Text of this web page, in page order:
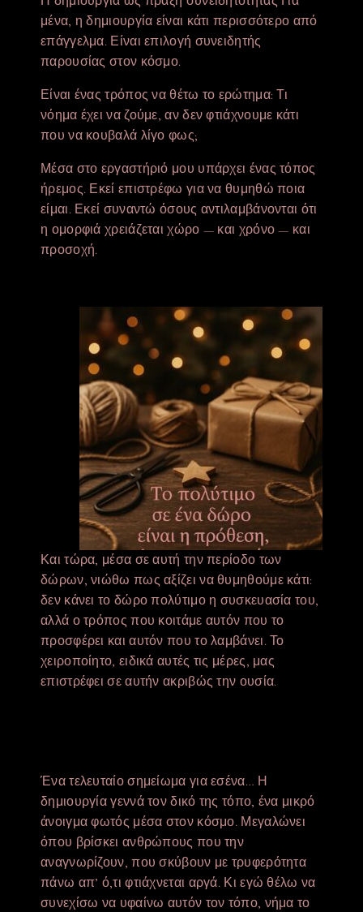
μένα, η δημιουργία είναι κάτι περισσότερο από
επάγγελμα. Είναι επιλογή συνειδητής
παρουσίας στον κόσμο.
Είναι ένας τρόπος να θέτω το ερώτημα: Τι
νόημα έχει να ζούμε, αν δεν φτιάχνουμε κάτι
που να κουβαλά λίγο φως;
Μέσα στο εργαστήριό μου υπάρχει ένας τόπος
ήρεμος. Εκεί επιστρέφω για να θυμηθώ ποια
είμαι. Εκεί συναντώ όσους αντιλαμβάνονται ότι
η ομορφιά χρειάζεται χώρο — και χρόνο — και
προσοχή.
Και τώρα, μέσα σε αυτή την περίοδο των
δώρων, νιώθω πως αξίζει να θυμηθούμε κάτι:
δεν κάνει το δώρο πολύτιμο η συσκευασία του,
αλλά ο τρόπος που κοιτάμε αυτόν που το
προσφέρει και αυτόν που το λαμβάνει. Το
χειροποίητο, ειδικά αυτές τις μέρες, μας
επιστρέφει σε αυτήν ακριβώς την ουσία.
Ένα τελευταίο σημείωμα για εσένα… Η
δημιουργία γεννά τον δικό της τόπο, ένα μικρό
άνοιγμα φωτός μέσα στον κόσμο. Μεγαλώνει
όπου βρίσκει ανθρώπους που την
αναγνωρίζουν, που σκύβουν με τρυφερότητα
πάνω απ’ ό,τι φτιάχνεται αργά. Κι εγώ θέλω να
συνεχίσω να υφαίνω αυτόν τον τόπο, νήμα το